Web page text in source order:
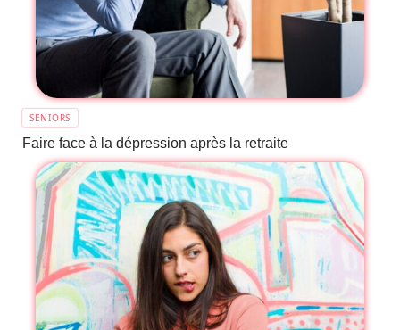
SENIORS
Faire face à la dépression après la retraite